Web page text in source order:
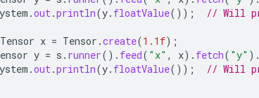
.out.println(y. floatValue());
// Will
Tensor x = Tensor .create(1.1f);
y = s . runner(). feed( "x" , x). fetch( "y" ).
.out.println(y. floatValue());
// Will